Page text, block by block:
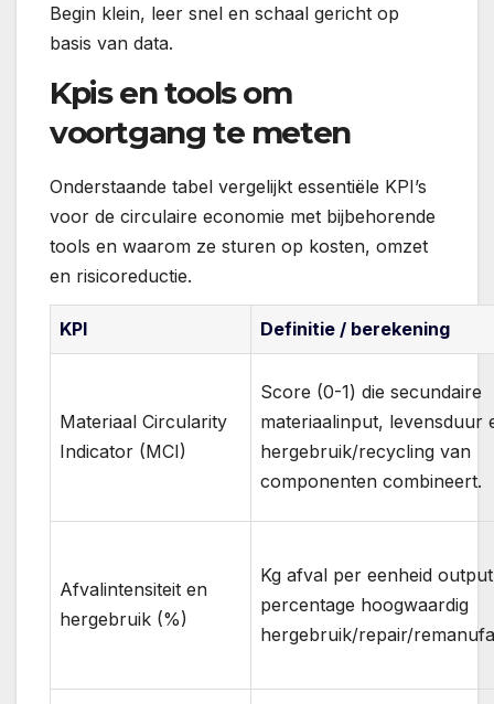
Begin klein, leer snel en schaal gericht op
basis van data.
Kpis en tools om
voortgang te meten
Onderstaande tabel vergelijkt essentiële KPI’s
voor de circulaire economie met bijbehorende
tools en waarom ze sturen op kosten, omzet
en risicoreductie.
KPI Definitie / berekening
Materiaal Circularity
Indicator (MCI)
Score (0-1) die secundaire
materiaalinput, levensduur
hergebruik/recycling van
componenten combineert.
Afvalintensiteit en
hergebruik (%)
Kg afval per eenheid
percentage hoogwaardig
hergebruik/repair/